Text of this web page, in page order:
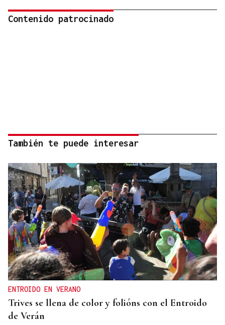
Contenido patrocinado
También te puede interesar
ENTROIDO EN VERANO
Trives se llena de color y folións con el Entroido
de Verán